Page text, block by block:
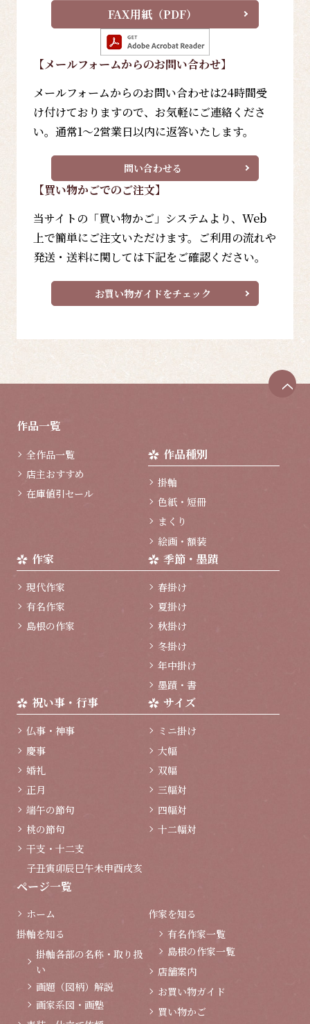
FAX用紙（PDF）
【メールフォームからのお問い合わせ】
メールフォームからのお問い合わせは24時間受
け付けておりますので、お気軽にご連絡くださ
い。通常1～2営業日以内に返答いたします。
問い合わせる
【買い物かごでのご注文】
当サイトの「買い物かご」システムより、Web
上で簡単にご注文いただけます。ご利用の流れや
発送・送料に関しては下記をご確認ください。
お買い物ガイドをチェック
作品一覧
全作品一覧
店主おすすめ
在庫値引セール
作品種別
掛軸
色紙・短冊
まくり
絵画・額装
作家
現代作家
有名作家
島根の作家
季節・墨蹟
春掛け
夏掛け
秋掛け
冬掛け
年中掛け
墨蹟・書
祝い事・行事
仏事・神事
慶事
婚礼
正月
端午の節句
桃の節句
干支・十二支
子丑寅卯辰巳午未申酉戌亥
サイズ
ミニ掛け
大幅
双幅
三幅対
四幅対
十二幅対
ページ一覧
ホーム
掛軸を知る
掛軸各部の名称・取り扱
い
画題（図柄）解説
画家系図・画塾
作家を知る
有名作家一覧
島根の作家一覧
店舗案内
お買い物ガイド
買い物かご
ペ